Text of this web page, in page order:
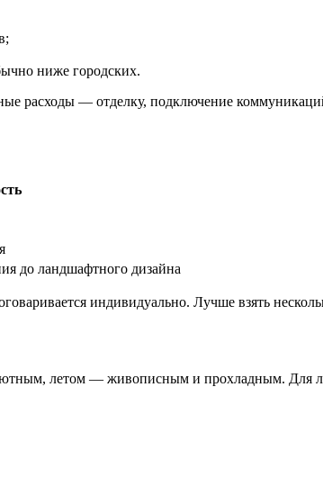
ниже городских.
расходы — отделку, подключение
до ландшафтного дизайна
индивидуально. Лучше взять
летом — живописным и прохладным. Для